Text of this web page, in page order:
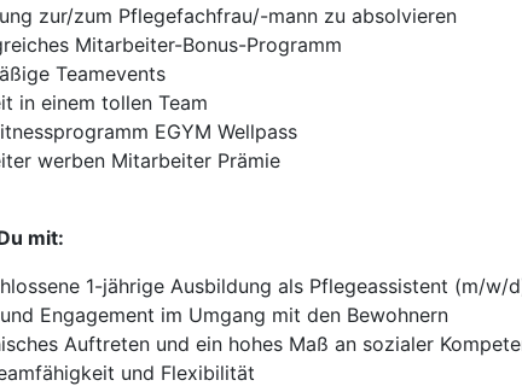
zur/zum Pflegefachfrau/-mann zu absolvieren
Mitarbeiter-Bonus-Programm
Teamevents
in einem tollen Team
EGYM Wellpass
werben Mitarbeiter Prämie
mit:
1-jährige Ausbildung als Pflegeassistent (m/
Engagement im Umgang mit den Bewohnern
Auftreten und ein hohes Maß an sozialer
und Flexibilität